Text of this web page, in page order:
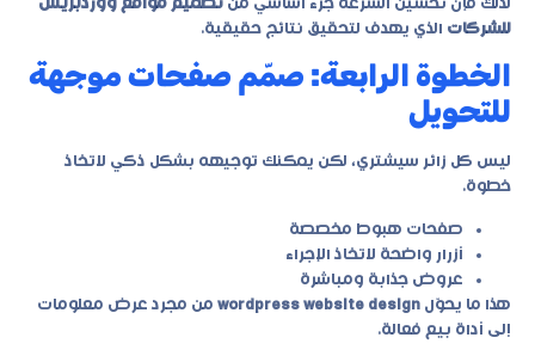
لذلك فإن تحسين السرعة جزء أساسي من تصميم مواقع ووردبريس
للشركات الذي يهدف لتحقيق نتائج حقيقية.
الخطوة الرابعة: صمّم صفحات موجهة
للتحويل
ليس كل زائر سيشتري، لكن يمكنك توجيهه بشكل ذكي لاتخاذ
خطوة.
صفحات هبوط مخصصة
أزرار واضحة لاتخاذ الإجراء
عروض جذابة ومباشرة
هذا ما يحوّل wordpress website design من مجرد عرض معلومات
إلى أداة بيع فعالة.